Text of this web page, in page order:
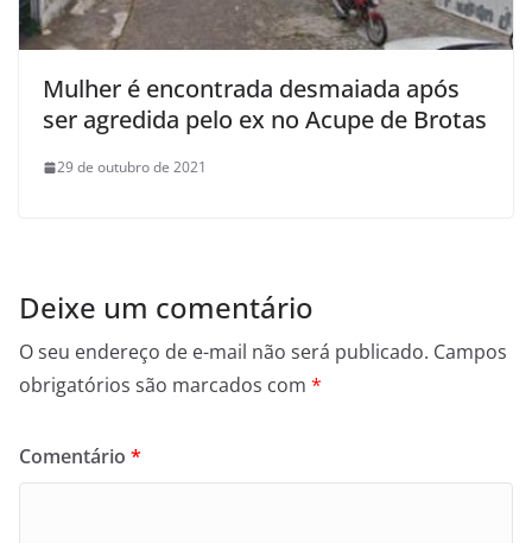
Mulher é encontrada desmaiada após
ser agredida pelo ex no Acupe de Brotas
29 de outubro de 2021
Deixe um comentário
O seu endereço de e-mail não será publicado. Campos
obrigatórios são marcados com *
Comentário *